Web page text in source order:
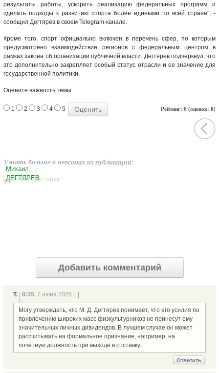
результаты работы, ускорить реализацию федеральных программ и
сделать подходы к развитию спорта более едиными по всей стране", -
сообщил Дегтярев в своем Telegram-канале.
Кроме того, спорт официально включен в перечень сфер, по которым
предусмотрено взаимодействие регионов с федеральным центром в
рамках закона об организации публичной власти. Дегтярев подчеркнул, что
это дополнительно закрепляет особый статус отрасли и ее значение для
государственной политики.
Оцените важность темы
Рейтинг: 0 (оценок: 0)
1 2 3 4 5
Узнать больше о персонах из публикации:
Михаил
ДЕГТЯРЕВ
Добавить комментарий
Т. 8:35, 7 июня 2026 г. |
Могу утверждать, что М. Д. Дегтярёв понимает, что его усилия по
привлечению широких масс физкультурников не принесут ему
значительных личных дивидендов. В лучшем случае он может
рассчитывать на формальное признание, например, на
почётную должность при выходе в отставку.
Ответить